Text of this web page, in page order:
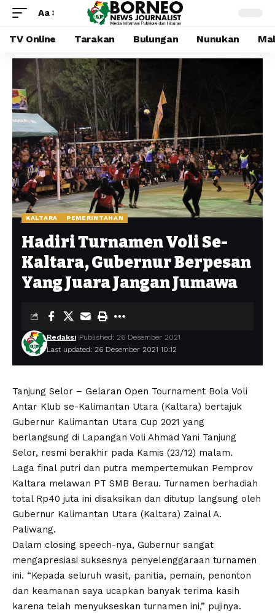
Aa
TV Online Tarakan Bulungan Nunukan
KALTARA PEMERINTAHAN
Hadiri Turnamen Voli Se-
Kaltara, Gubernur Berpesan
Yang Juara Jangan Jumawa
Last updated: 26 Desember 2021 10:12
Redaksi Published: 26 Desember 2021
Tanjung Selor – Gelaran Open Tournament Bola Voli
Antar Klub se-Kalimantan Utara (Kaltara) bertajuk
Gubernur Kalimantan Utara Cup 2021 yang
berlangsung di Lapangan Voli Ahmad Yani Tanjung
Selor, resmi berakhir pada Kamis (23/12) malam.
Laga final putri dan putra mempertemukan Pemprov
Kaltara melawan PT SMB Berau. Turnamen berhadiah
total Rp40 juta ini disaksikan dan ditutup langsung oleh
Gubernur Kalimantan Utara (Kaltara) Zainal A.
Paliwang.
Dalam closing speech-nya, Gubernur sangat
mengapresiasi suksesnya penyelenggaraan turnamen
ini. “Kepada seluruh wasit, panitia, pemain, penonton
dan keamanan saya ucapkan banyak terima kasih
karena telah menyukseskan turnamen ini,” pujinya.